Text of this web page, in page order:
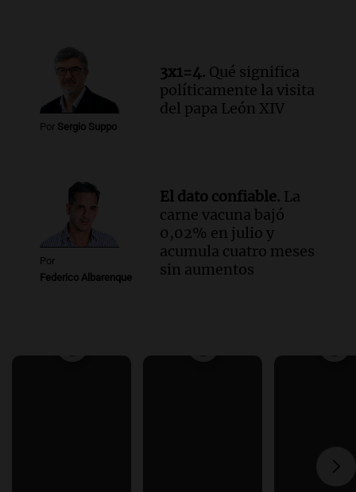
Por Sergio Suppo
3x1=4. Qué significa
políticamente la visita
del papa León XIV
Por
Federico Albarenque
El dato confiable. La
carne vacuna bajó
0,02% en julio y
acumula cuatro meses
sin aumentos